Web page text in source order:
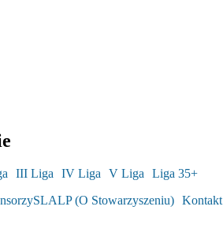
III Liga IV Liga V Liga
Liga 35+
SLALP (O Stowarzyszeniu) Kontakt